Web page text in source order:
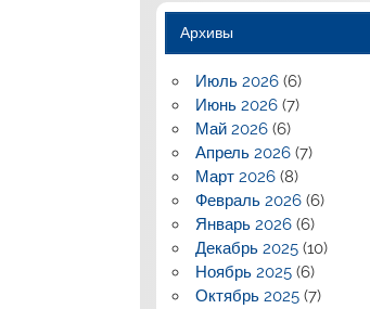
Архивы
Июль 2026 (6)
Июнь 2026 (7)
Май 2026 (6)
Апрель 2026 (7)
Март 2026 (8)
Февраль 2026 (6)
Январь 2026 (6)
Декабрь 2025 (10)
Ноябрь 2025 (6)
Октябрь 2025 (7)